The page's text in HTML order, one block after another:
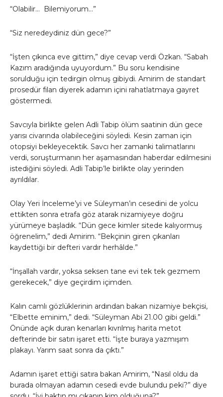
“Olabilir… Bilemiyorum…”
“Siz neredeydiniz dün gece?”
“İşten çıkınca eve gittim,” diye cevap verdi Özkan. “Sabah
Kazım aradığında uyuyordum.” Bu soru kendisine
sorulduğu için tedirgin olmuş gibiydi. Amirim de standart
prosedür filan diyerek adamın içini rahatlatmaya gayret
göstermedi.
Savcıyla birlikte gelen Adli Tabip ölüm saatinin dün gece
yarısı civarında olabileceğini söyledi. Kesin zaman için
otopsiyi bekleyecektik. Savcı her zamanki talimatlarını
verdi, soruşturmanın her aşamasından haberdar edilmesini
istediğini söyledi. Adli Tabip’le birlikte olay yerinden
ayrıldılar.
Olay Yeri İnceleme’yi ve Süleyman’ın cesedini de yolcu
ettikten sonra etrafa göz atarak nizamiyeye doğru
yürümeye başladık. “Dün gece kimler sitede kalıyormuş
öğrenelim,” dedi Amirim. “Bekçinin giren çıkanları
kaydettiği bir defteri vardır herhâlde.”
“İnşallah vardır, yoksa seksen tane evi tek tek gezmem
gerekecek,” diye geçirdim içimden.
Kalın camlı gözlüklerinin ardından bakan nizamiye bekçisi,
“Elbette eminim,” dedi. “Süleyman Abi 21.00 gibi geldi.”
Önünde açık duran kenarları kıvrılmış harita metot
defterinde bir satırı işaret etti. “İşte buraya yazmışım
plakayı. Yarım saat sonra da çıktı.”
Adamın işaret ettiği satıra bakan Amirim, “Nasıl oldu da
burada olmayan adamın cesedi evde bulundu peki?” diye